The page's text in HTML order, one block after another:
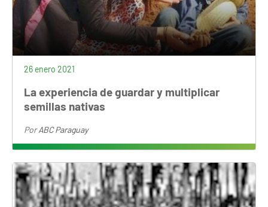
26 enero 2021
La experiencia de guardar y multiplicar
semillas nativas
PorABC Paraguay